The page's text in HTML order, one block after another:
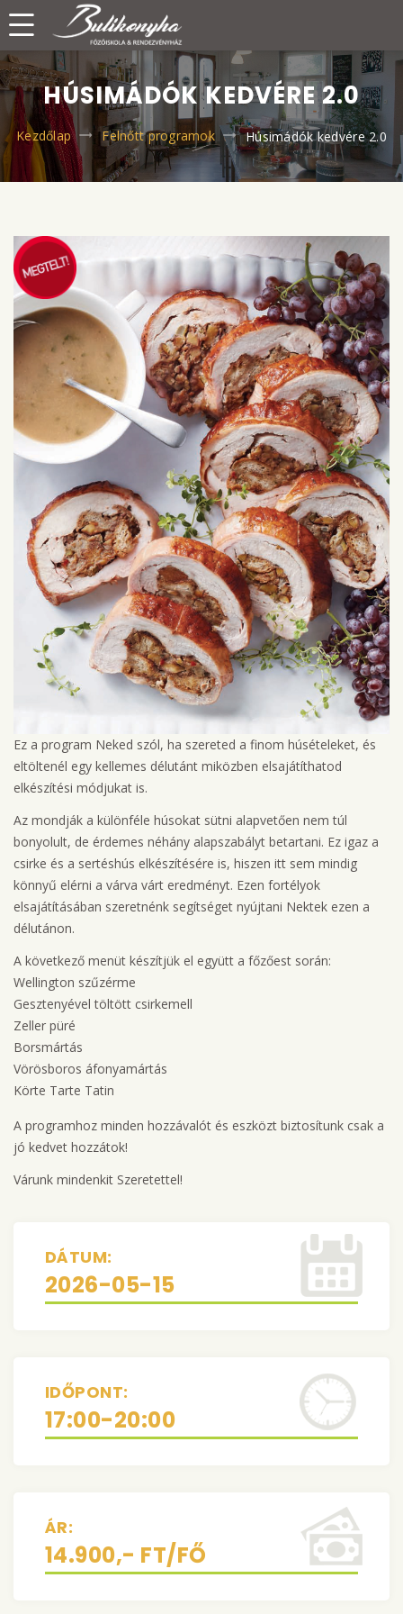
HÚSIMÁDÓK KEDVÉRE 2.0
Kezdőlap Felnőtt programok Húsimádók kedvére 2.0
Ez a program Neked szól, ha szereted a finom húsételeket, és
eltöltenél egy kellemes délutánt miközben elsajátíthatod
elkészítési módjukat is.
Az mondják a különféle húsokat sütni alapvetően nem túl
bonyolult, de érdemes néhány alapszabályt betartani. Ez igaz a
csirke és a sertéshús elkészítésére is, hiszen itt sem mindig
könnyű elérni a várva várt eredményt. Ezen fortélyok
elsajátításában szeretnénk segítséget nyújtani Nektek ezen a
délutánon.
A következő menüt készítjük el együtt a főzőest során:
Wellington szűzérme
Gesztenyével töltött csirkemell
Zeller püré
Borsmártás
Vörösboros áfonyamártás
Körte Tarte Tatin
A programhoz minden hozzávalót és eszközt biztosítunk csak a
jó kedvet hozzátok!
Várunk mindenkit Szeretettel!
DÁTUM:
2026-05-15
IDŐPONT:
17:00-20:00
ÁR:
14.900,- FT/FŐ